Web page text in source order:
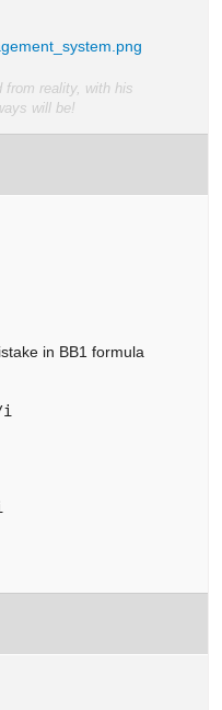
from reality, with his
will be!
in BB1 formula